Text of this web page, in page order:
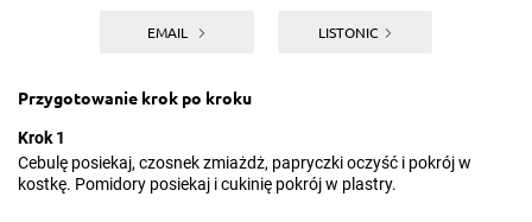
EMAIL LISTONIC
Przygotowanie krok po kroku
Krok 1
Cebulę posiekaj, czosnek zmiażdż, papryczki oczyść i pokrój w
kostkę. Pomidory posiekaj i cukinię pokrój w plastry.